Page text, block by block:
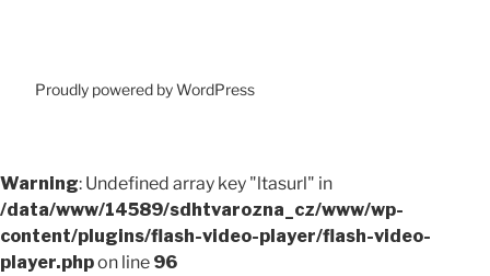
Proudly powered by WordPress
Warning: Undefined array key "ltasurl" in
/data/www/14589/sdhtvarozna_cz/www/wp-
content/plugins/flash-video-player/flash-video-
player.phpon line 96